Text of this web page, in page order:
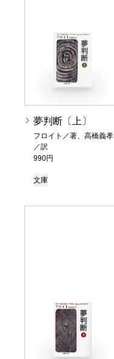
夢判断〔上〕
フロイト／著、高橋義孝
／訳
990円
文庫